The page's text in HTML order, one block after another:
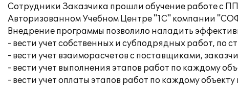
Сотрудники Заказчика прошли обучение работе с
Авторизованном Учебном Центре "1С" компании
Внедрение программы позволило наладить
- вести учет собственных и субподрядных работ, по
- вести учет взаиморасчетов с поставщиками,
- вести учет выполнения этапов работ по каждому
- вести учет оплаты этапов работ по каждому объекту